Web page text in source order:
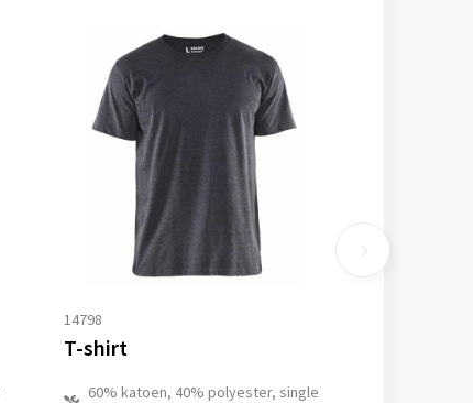
14798
T-shirt
60% katoen, 40% polyester, single